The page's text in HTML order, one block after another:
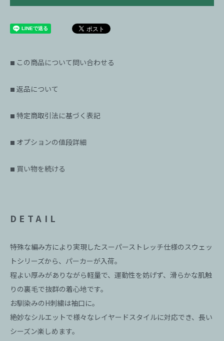
■ この商品について問い合わせる
■ 返品について
■ 特定商取引法に基づく表記
■ オプションの値段詳細
■ 買い物を続ける
DETAIL
特殊な編み方により実現したスーパーストレッチ仕様のスウェッ
トシリーズから、パーカーが入荷。
程よい厚みがありながら軽量で、運動性を妨げず、滑らかな肌触
りの裏毛で抜群の着心地です。
お馴染みのH刺繍は袖口に。
絶妙なシルエットで様々なレイヤードスタイルに対応でき、長い
シーズン楽しめます。